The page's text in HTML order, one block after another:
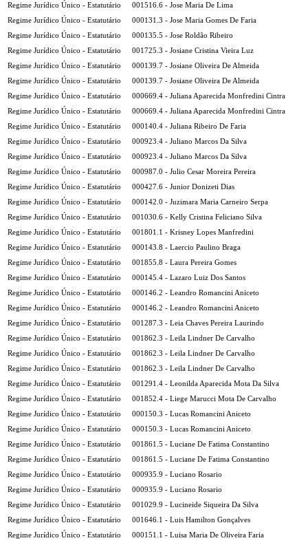
Regime Jurídico Único - Estatutário
001516.6 - Jose Maria De Lima
Regime Jurídico Único - Estatutário
000131.3 - Jose Maria Gomes De Faria
Regime Jurídico Único - Estatutário
000135.5 - Jose Roldão Ribeiro
Regime Jurídico Único - Estatutário
001725.3 - Josiane Cristina Vieira Luz
Regime Jurídico Único - Estatutário
000139.7 - Josiane Oliveira De Almeida
Regime Jurídico Único - Estatutário
000139.7 - Josiane Oliveira De Almeida
Regime Jurídico Único - Estatutário
000669.4 - Juliana Aparecida Monfredini Cintra
Regime Jurídico Único - Estatutário
000669.4 - Juliana Aparecida Monfredini Cintra
Regime Jurídico Único - Estatutário
000140.4 - Juliana Ribeiro De Faria
Regime Jurídico Único - Estatutário
000923.4 - Juliano Marcos Da Silva
Regime Jurídico Único - Estatutário
000923.4 - Juliano Marcos Da Silva
Regime Jurídico Único - Estatutário
000987.0 - Julio Cesar Moreira Pereira
Regime Jurídico Único - Estatutário
000427.6 - Junior Donizeti Dias
Regime Jurídico Único - Estatutário
000142.0 - Juzimara Maria Carneiro Serpa
Regime Jurídico Único - Estatutário
001030.6 - Kelly Cristina Feliciano Silva
Regime Jurídico Único - Estatutário
001801.1 - Krisney Lopes Manfredini
Regime Jurídico Único - Estatutário
000143.8 - Laercio Paulino Braga
Regime Jurídico Único - Estatutário
001855.8 - Laura Pereira Gomes
Regime Jurídico Único - Estatutário
000145.4 - Lazaro Luiz Dos Santos
Regime Jurídico Único - Estatutário
000146.2 - Leandro Romancini Aniceto
Regime Jurídico Único - Estatutário
000146.2 - Leandro Romancini Aniceto
Regime Jurídico Único - Estatutário
001287.3 - Leia Chaves Pereira Laurindo
Regime Jurídico Único - Estatutário
001862.3 - Leila Lindner De Carvalho
Regime Jurídico Único - Estatutário
001862.3 - Leila Lindner De Carvalho
Regime Jurídico Único - Estatutário
001862.3 - Leila Lindner De Carvalho
Regime Jurídico Único - Estatutário
001291.4 - Leonilda Aparecida Mota Da Silva
Regime Jurídico Único - Estatutário
001852.4 - Liege Marucci Mota De Carvalho
Regime Jurídico Único - Estatutário
000150.3 - Lucas Romancini Aniceto
Regime Jurídico Único - Estatutário
000150.3 - Lucas Romancini Aniceto
Regime Jurídico Único - Estatutário
001861.5 - Luciane De Fatima Constantino
Regime Jurídico Único - Estatutário
001861.5 - Luciane De Fatima Constantino
Regime Jurídico Único - Estatutário
000935.9 - Luciano Rosario
Regime Jurídico Único - Estatutário
000935.9 - Luciano Rosario
Regime Jurídico Único - Estatutário
001029.9 - Lucineide Siqueira Da Silva
Regime Jurídico Único - Estatutário
001646.1 - Luis Hamilton Gonçalves
Regime Jurídico Único - Estatutário
000151.1 - Luisa Maria De Oliveira Faria